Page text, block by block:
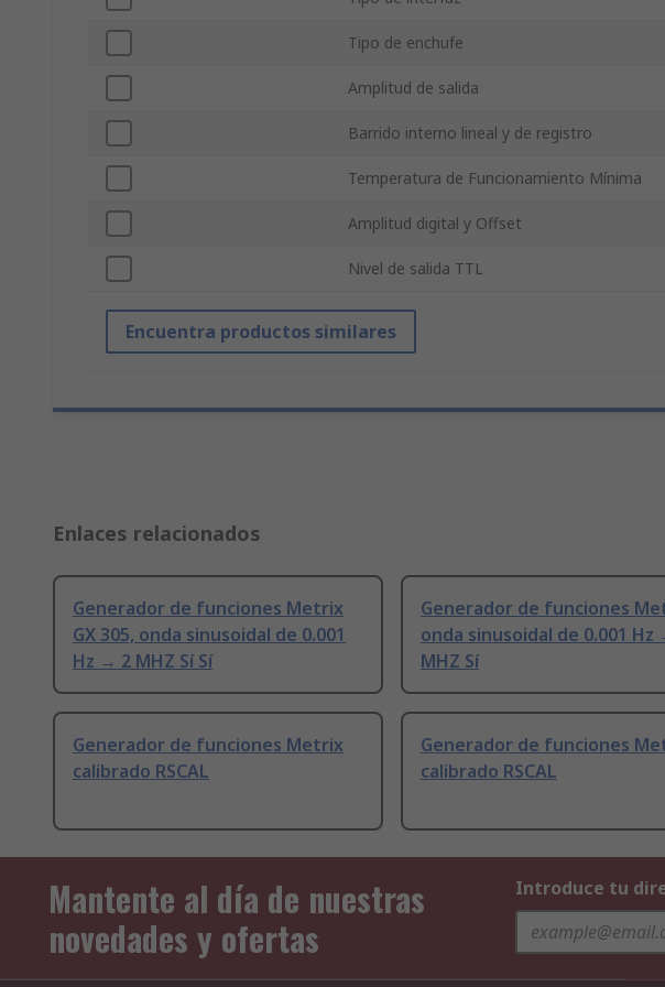
Tipo de enchufe
Amplitud de salida
Barrido interno lineal y de registro
Temperatura de Funcionamiento Mínima
Amplitud digital y Offset
Nivel de salida TTL
Encuentra productos similares
Enlaces relacionados
Generador de funciones Metrix
GX 305, onda sinusoidal de 0.001
Hz → 2 MHZ Sí Sí
Generador de funciones
onda sinusoidal de 0.001 Hz
MHZ Sí
Generador de funciones Metrix
calibrado RSCAL
Generador de funciones
calibrado RSCAL
Mantente al día de nuestras
novedades y ofertas
Introduce tu